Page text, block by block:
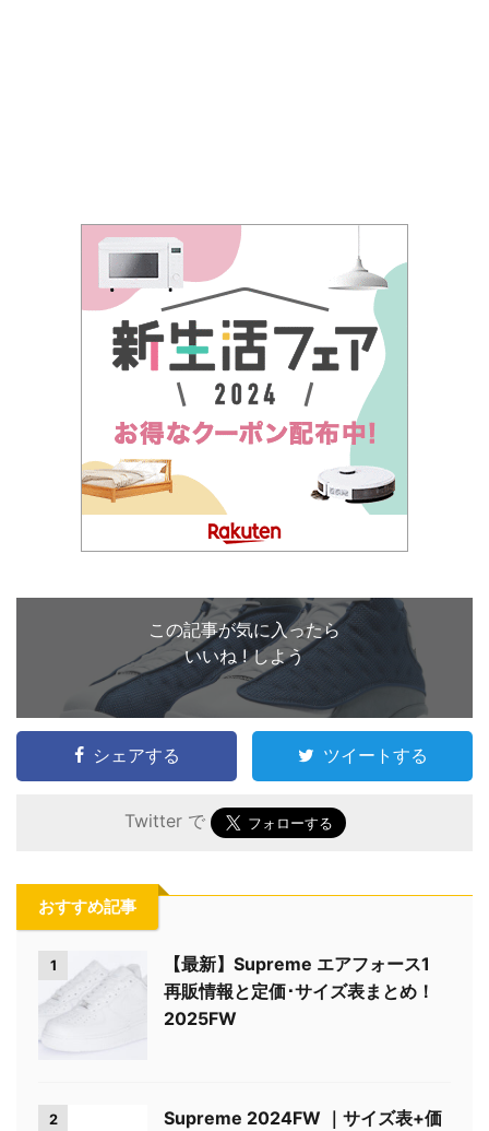
この記事が気に入ったら
いいね ! しよう
シェアする ツイートする
Twitter で
おすすめ記事
1
【最新】Supreme エアフォース1
再販情報と定価･サイズ表まとめ！
2025FW
2
Supreme 2024FW ｜サイズ表+価